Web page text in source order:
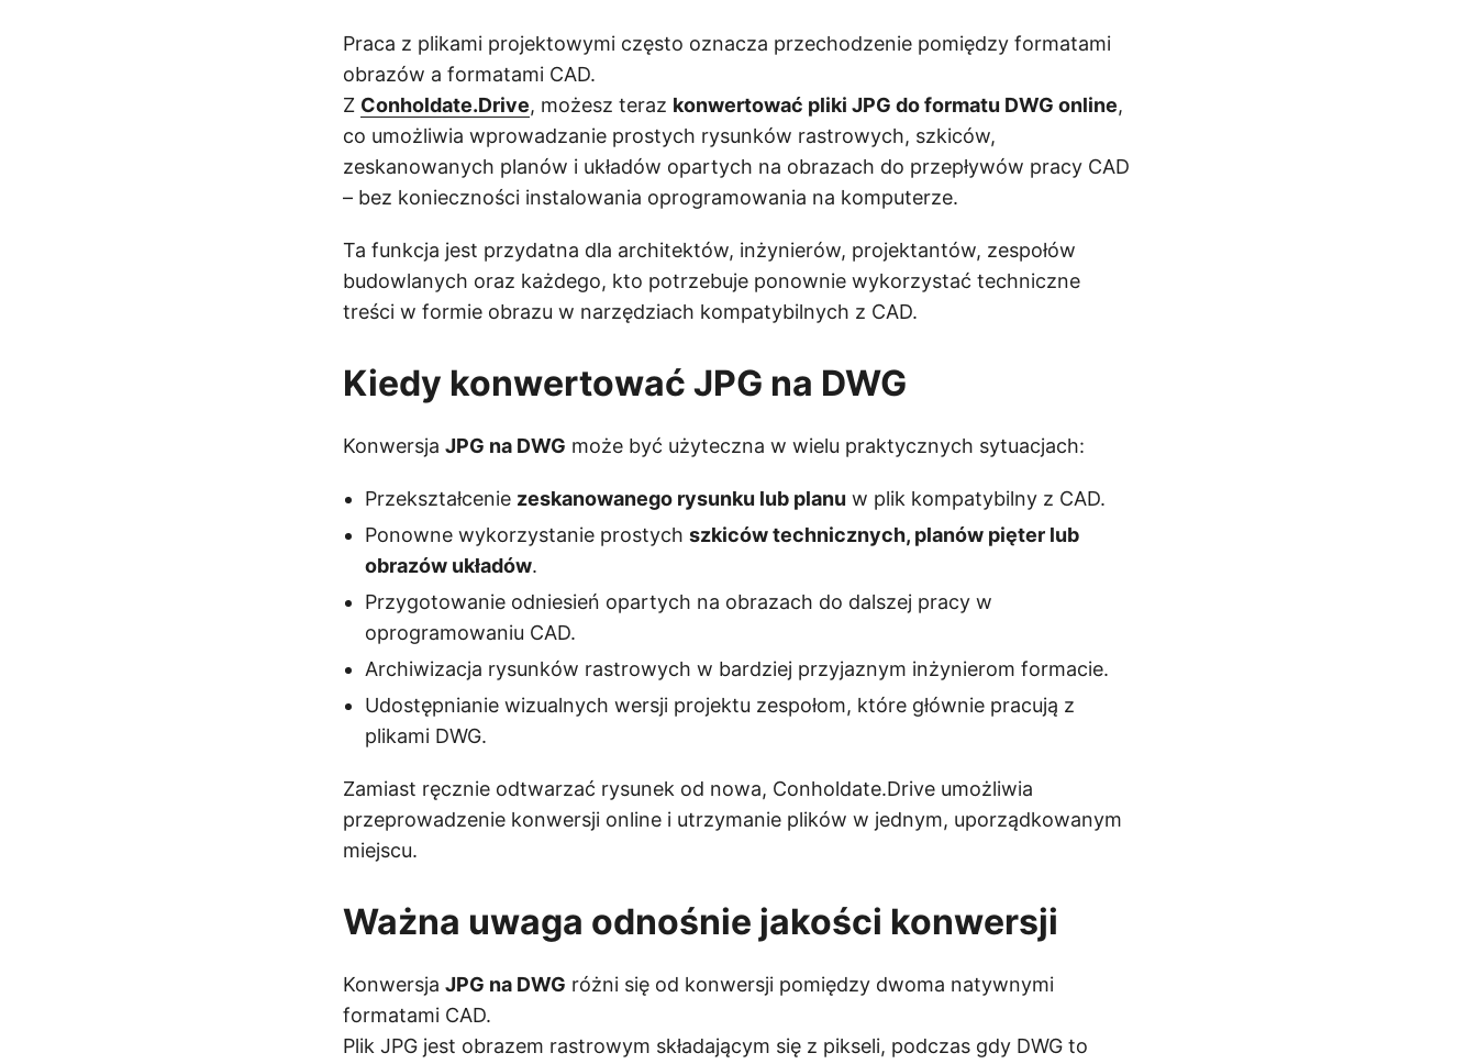
Praca z plikami projektowymi często oznacza przechodzenie pomiędzy formatami
obrazów a formatami CAD.
Z Conholdate.Drive, możesz teraz konwertować pliki JPG do formatu DWG online,
co umożliwia wprowadzanie prostych rysunków rastrowych, szkiców,
zeskanowanych planów i układów opartych na obrazach do przepływów pracy CAD
– bez konieczności instalowania oprogramowania na komputerze.
Ta funkcja jest przydatna dla architektów, inżynierów, projektantów, zespołów
budowlanych oraz każdego, kto potrzebuje ponownie wykorzystać techniczne
treści w formie obrazu w narzędziach kompatybilnych z CAD.
Kiedy konwertować JPG na DWG
Konwersja JPG na DWG może być użyteczna w wielu praktycznych sytuacjach:
Przekształcenie zeskanowanego rysunku lub planu w plik kompatybilny z CAD.
Ponowne wykorzystanie prostych szkiców technicznych, planów pięter lub
obrazów układów.
Przygotowanie odniesień opartych na obrazach do dalszej pracy w
oprogramowaniu CAD.
Archiwizacja rysunków rastrowych w bardziej przyjaznym inżynierom formacie.
Udostępnianie wizualnych wersji projektu zespołom, które głównie pracują z
plikami DWG.
Zamiast ręcznie odtwarzać rysunek od nowa, Conholdate.Drive umożliwia
przeprowadzenie konwersji online i utrzymanie plików w jednym, uporządkowanym
miejscu.
Ważna uwaga odnośnie jakości konwersji
Konwersja JPG na DWG różni się od konwersji pomiędzy dwoma natywnymi
formatami CAD.
Plik JPG jest obrazem rastrowym składającym się z pikseli, podczas gdy DWG to